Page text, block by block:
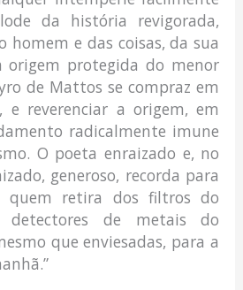
da história revigorada,
homem e das coisas, da sua
origem protegida do menor
de Mattos se compraz em
e reverenciar a origem, em
radicalmente imune
O poeta enraizado e, no
generoso, recorda para
retira dos filtros do
detectores de metais do
que enviesadas, para a